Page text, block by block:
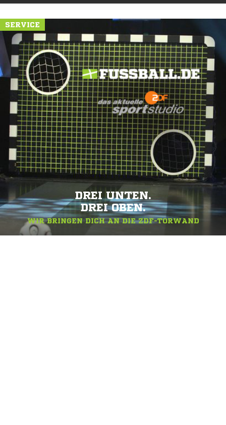
SERVICE
DREI UNTEN.
DREI OBEN.
WIR BRINGEN DICH AN DIE ZDF-TORWAND